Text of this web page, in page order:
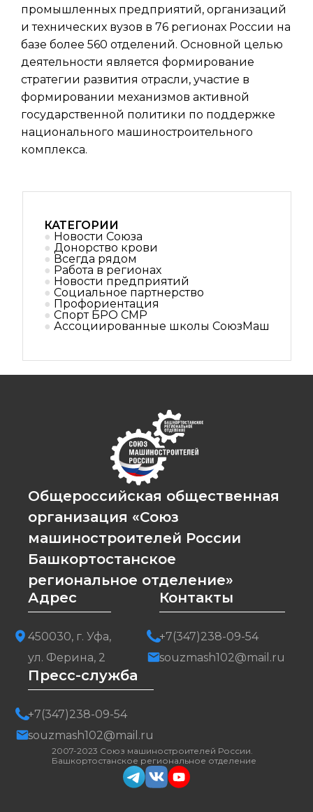
промышленных предприятий, организаций
и технических вузов в 76 регионах России на
базе более 560 отделений. Основной целью
деятельности является формирование
стратегии развития отрасли, участие в
формировании механизмов активной
государственной политики по поддержке
национального машиностроительного
комплекса.
КАТЕГОРИИ
Новости Союза
Донорство крови
Всегда рядом
Работа в регионах
Новости предприятий
Социальное партнерствo
Профориентация
Спорт БРО СМР
Ассоциированные школы СоюзМаш
Общероссийская общественная
организация «Союз
машиностроителей России
Башкортостанское
региональное отделение»
Адрес
450030, г. Уфа,
ул. Ферина, 2
Контакты
+7(347)238-09-54
souzmash102@mail.ru
Пресс-служба
+7(347)238-09-54
souzmash102@mail.ru
2007-2023 Союз машиностроителей России.
Башкортостанское региональное отделение